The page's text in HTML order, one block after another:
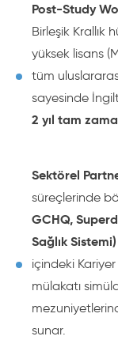
Post-Study
Birleşik Krallık
yüksek lisans
tüm
sayesinde
2 yıl tam
Sektörel
süreçlerinde
GCHQ,
Sağlık Sistemi)
içindeki
mülakatı
sunar.